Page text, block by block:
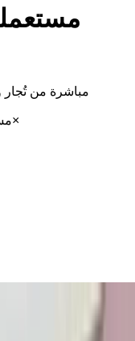
مباشرة من
×
هيونداي آي 20 محرك 1.4 إم بي آي سيداكتيف 2023